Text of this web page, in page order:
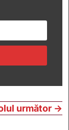
următor →